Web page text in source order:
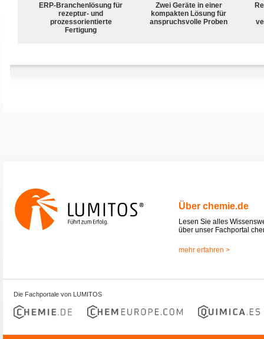
ERP-Branchenlösung für
rezeptur- und
prozessorientierte
Fertigung
Zwei Geräte in einer
kompakten Lösung für
anspruchsvolle Proben
Über chemie.de
Lesen Sie alles
über unser Fachportal
mehr erfahren >
Die Fachportale von LUMITOS